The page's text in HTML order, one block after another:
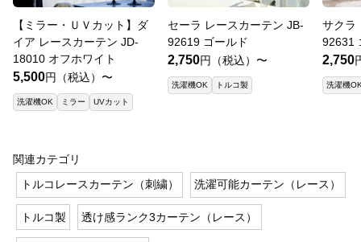
【ミラー・ＵＶカット】ダ
イア レースカーテン JD-
18010 オフホワイト
5,500円（税込）〜
洗濯機OK ミラー UVカット
セーラ レースカーテン JB-
92619 ゴールド
2,750円（税込）〜
洗濯機OK トルコ製
サクラ
92631
2,750
洗濯機
関連カテゴリ
トルコレースカーテン（刺繍）
洗濯可能カーテン（レース）
トルコ製 透け感ランク3カーテン（レース）